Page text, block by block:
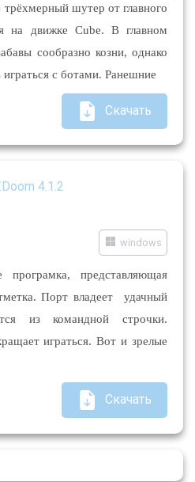
трёхмерный шутер от главного
на движке Cube. В главном
сообразно козни, однако
играться с ботами. Ранешние
Скачать
windows
представляющая
Порт владеет удачный
из командной строчки.
играться. Вот и зрелые
Скачать